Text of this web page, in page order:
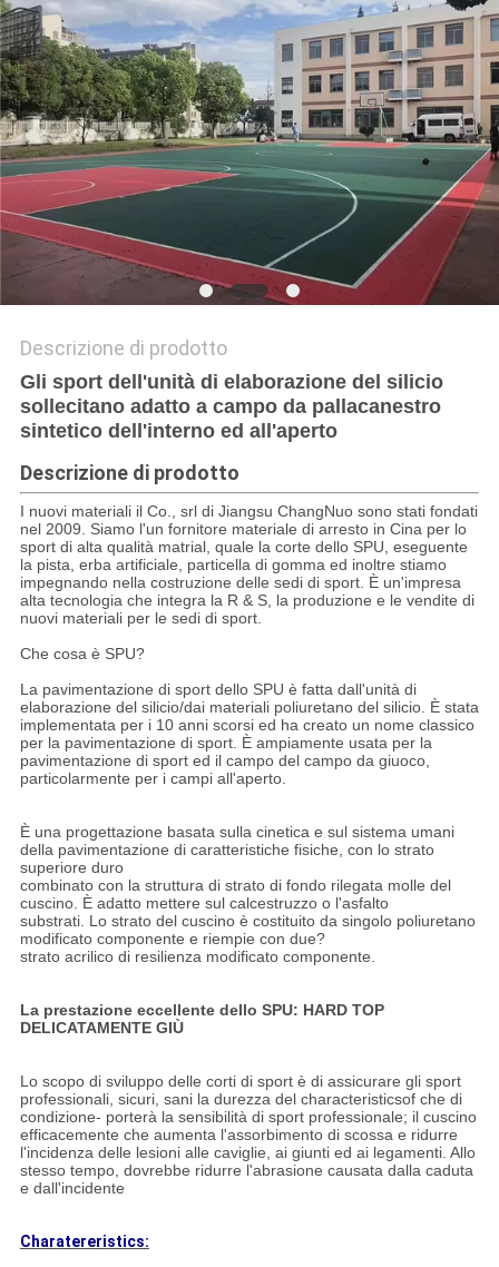
Descrizione di prodotto
Gli sport dell'unità di elaborazione del silicio
sollecitano adatto a campo da pallacanestro
sintetico dell'interno ed all'aperto
Descrizione di prodotto
I nuovi materiali il Co., srl di Jiangsu ChangNuo sono stati fondati
nel 2009. Siamo l'un fornitore materiale di arresto in Cina per lo
sport di alta qualità matrial, quale la corte dello SPU, eseguente
la pista, erba artificiale, particella di gomma ed inoltre stiamo
impegnando nella costruzione delle sedi di sport. È un'impresa
alta tecnologia che integra la R & S, la produzione e le vendite di
nuovi materiali per le sedi di sport.
Che cosa è SPU?
La pavimentazione di sport dello SPU è fatta dall'unità di
elaborazione del silicio/dai materiali poliuretano del silicio. È stata
implementata per i 10 anni scorsi ed ha creato un nome classico
per la pavimentazione di sport. È ampiamente usata per la
pavimentazione di sport ed il campo del campo da giuoco,
particolarmente per i campi all'aperto.
È una progettazione basata sulla cinetica e sul sistema umani
della pavimentazione di caratteristiche fisiche, con lo strato
superiore duro
combinato con la struttura di strato di fondo rilegata molle del
cuscino. È adatto mettere sul calcestruzzo o l'asfalto
substrati. Lo strato del cuscino è costituito da singolo poliuretano
modificato componente e riempie con due?
strato acrilico di resilienza modificato componente.
La prestazione eccellente dello SPU: HARD TOP
DELICATAMENTE GIÙ
Lo scopo di sviluppo delle corti di sport è di assicurare gli sport
professionali, sicuri, sani la durezza del characteristicsof che di
condizione- porterà la sensibilità di sport professionale; il cuscino
efficacemente che aumenta l'assorbimento di scossa e ridurre
l'incidenza delle lesioni alle caviglie, ai giunti ed ai legamenti. Allo
stesso tempo, dovrebbe ridurre l'abrasione causata dalla caduta
e dall'incidente
Charatereristics: